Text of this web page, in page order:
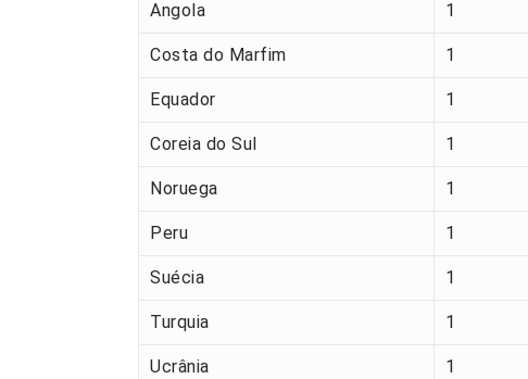
Angola 1
Costa do Marfim 1
Equador 1
Coreia do Sul 1
Noruega 1
Peru 1
Suécia 1
Turquia 1
Ucrânia 1